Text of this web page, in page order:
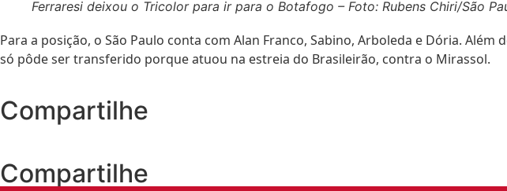
Ferraresi deixou o Tricolor para ir para o Botafogo – Foto: Rubens Chiri/São
Para a posição, o São Paulo conta com Alan Franco, Sabino, Arboleda e Dória.
só pôde ser transferido porque atuou na estreia do Brasileirão, contra o Mirassol.
Compartilhe
Compartilhe